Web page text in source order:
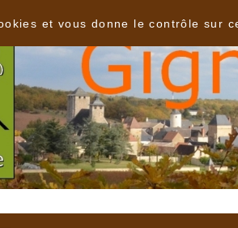
et vous donne le contrôle sur